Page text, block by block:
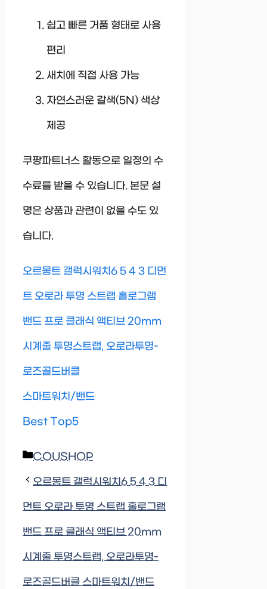
쉽고 빠른 거품 형태로 사용
편리
새치에 직접 사용 가능
자연스러운 갈색(5N) 색상
제공
쿠팡파트너스 활동으로 일정의 수
수료를 받을 수 있습니다. 본문 설
명은 상품과 관련이 없을 수도 있
습니다.
오르몽트 갤럭시워치6 5 4 3 디먼
트 오로라 투명 스트랩 홀로그램
밴드 프로 클래식 액티브 20mm
시계줄 투명스트랩, 오로라투명-
로즈골드버클
스마트워치/밴드
Best Top5
Categories
COUSHOP
오르몽트 갤럭시워치6 5 4 3 디
먼트 오로라 투명 스트랩 홀로그램
밴드 프로 클래식 액티브 20mm
시계줄 투명스트랩, 오로라투명-
로즈골드버클 스마트워치/밴드